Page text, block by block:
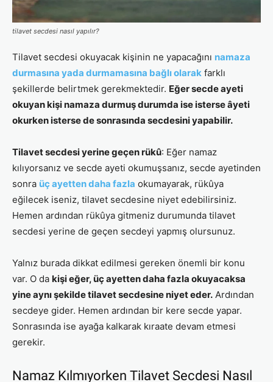
tilavet secdesi nasıl yapılır?
Tilavet secdesi okuyacak kişinin ne yapacağını namaza
durmasına yada durmamasına bağlı olarak farklı
şekillerde belirtmek gerekmektedir. Eğer secde ayeti
okuyan kişi namaza durmuş durumda ise isterse âyeti
okurken isterse de sonrasında secdesini yapabilir.
Tilavet secdesi yerine geçen rükû: Eğer namaz
kılıyorsanız ve secde ayeti okumuşsanız, secde ayetinden
sonra üç ayetten daha fazla okumayarak, rükûya
eğilecek iseniz, tilavet secdesine niyet edebilirsiniz.
Hemen ardından rükûya gitmeniz durumunda tilavet
secdesi yerine de geçen secdeyi yapmış olursunuz.
Yalnız burada dikkat edilmesi gereken önemli bir konu
var. O da kişi eğer, üç ayetten daha fazla okuyacaksa
yine aynı şekilde tilavet secdesine niyet eder. Ardından
secdeye gider. Hemen ardından bir kere secde yapar.
Sonrasında ise ayağa kalkarak kıraate devam etmesi
gerekir.
Namaz Kılmıyorken Tilavet Secdesi Nasıl